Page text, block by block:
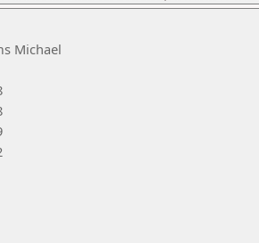
Michael